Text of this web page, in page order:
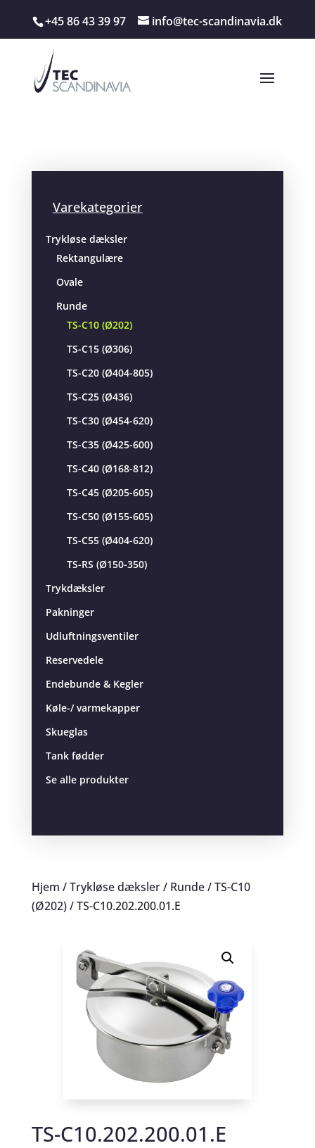
+45 86 43 39 97 info@tec-scandinavia.dk
Varekategorier
Trykløse dæksler
Rektangulære
Ovale
Runde
TS-C10 (Ø202)
TS-C15 (Ø306)
TS-C20 (Ø404-805)
TS-C25 (Ø436)
TS-C30 (Ø454-620)
TS-C35 (Ø425-600)
TS-C40 (Ø168-812)
TS-C45 (Ø205-605)
TS-C50 (Ø155-605)
TS-C55 (Ø404-620)
TS-RS (Ø150-350)
Trykdæksler
Pakninger
Udluftningsventiler
Reservedele
Endebunde & Kegler
Køle-/ varmekapper
Skueglas
Tank fødder
Se alle produkter
Hjem /Trykløse dæksler/ Runde/TS-C10
(Ø202)/ TS-C10.202.200.01.E
TS-C10.202.200.01.E